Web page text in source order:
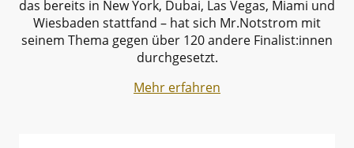
das bereits in New York, Dubai, Las Vegas, Miami und
Wiesbaden stattfand – hat sich Mr.Notstrom mit
seinem Thema gegen über 120 andere Finalist:innen
durchgesetzt.
Mehr erfahren